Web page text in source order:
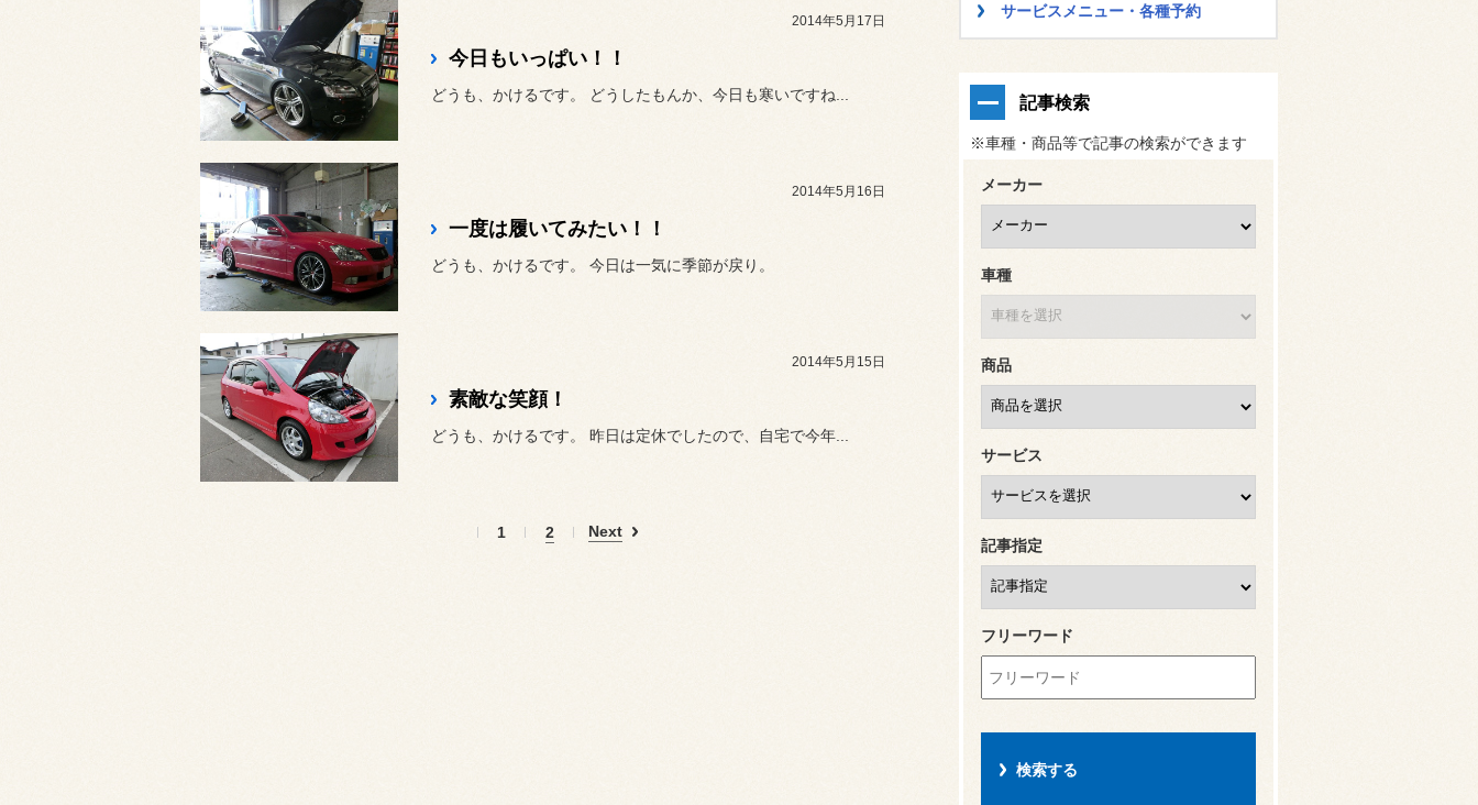
2014年5月17日
今日もいっぱい！！
どうも、かけるです。 どうしたもんか、今日も寒いですね...
2014年5月16日
一度は履いてみたい！！
どうも、かけるです。 今日は一気に季節が戻り。
2014年5月15日
素敵な笑顔！
どうも、かけるです。 昨日は定休でしたので、自宅で今年...
1 2 Next
サービスメニュー・各種予約
記事検索
※車種・商品等で記事の検索ができます
メーカー
車種
商品
サービス
記事指定
フリーワード